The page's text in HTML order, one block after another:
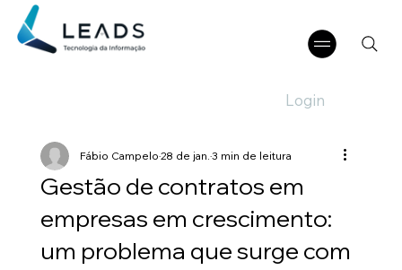
Login
Gestão de contratos em
empresas em crescimento:
um problema que surge com
Fábio Campelo28 de jan. 3 min de leitura